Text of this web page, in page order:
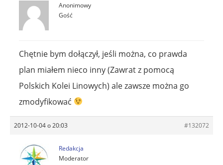
Anonimowy
Gość
Chętnie bym dołączył, jeśli można, co prawda
plan miałem nieco inny (Zawrat z pomocą
Polskich Kolei Linowych) ale zawsze można go
zmodyfikować
2012-10-04 o 20:03 #132072
Redakcja
Moderator